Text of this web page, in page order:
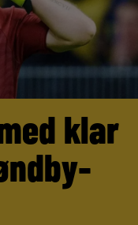
klar